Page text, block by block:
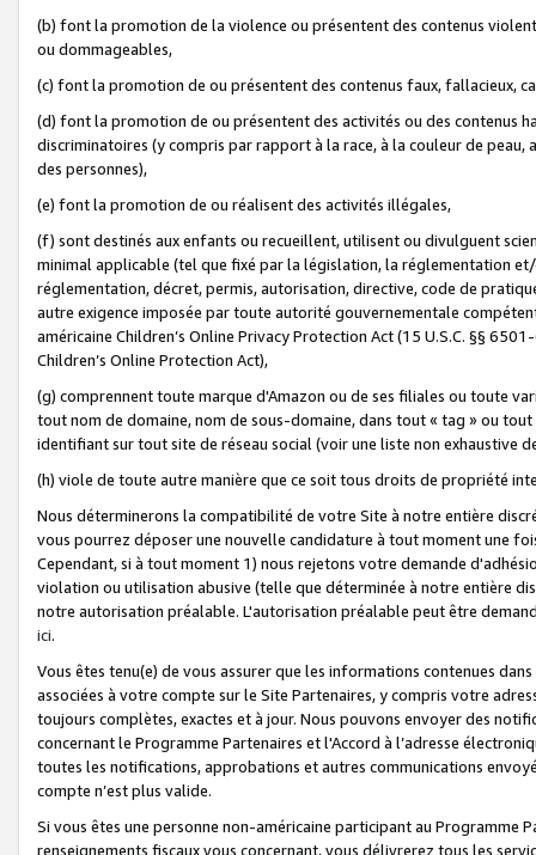
(b) font la promotion de la violence ou présentent des contenus
ou dommageables,
(c) font la promotion de ou présentent des contenus faux, fallacieux,
(d) font la promotion de ou présentent des activités ou des contenus
discriminatoires (y compris par rapport à la race, à la couleur de
des personnes),
(e) font la promotion de ou réalisent des activités illégales,
(f) sont destinés aux enfants ou recueillent, utilisent ou divulguent
minimal applicable (tel que fixé par la législation, la réglementation
réglementation, décret, permis, autorisation, directive, code de
autre exigence imposée par toute autorité gouvernementale
américaine Children’s Online Privacy Protection Act (15 U.S.C. §§
Children’s Online Protection Act),
(g) comprennent toute marque d'Amazon ou de ses filiales ou toute
tout nom de domaine, nom de sous-domaine, dans tout « tag » ou
identifiant sur tout site de réseau social (voir une liste non exhaustive
(h) viole de toute autre manière que ce soit tous droits de propriété
Nous déterminerons la compatibilité de votre Site à notre entière
vous pourrez déposer une nouvelle candidature à tout moment une
Cependant, si à tout moment 1) nous rejetons votre demande
violation ou utilisation abusive (telle que déterminée à notre entière
notre autorisation préalable. L'autorisation préalable peut être
ici.
Vous êtes tenu(e) de vous assurer que les informations contenues
associées à votre compte sur le Site Partenaires, y compris votre
toujours complètes, exactes et à jour. Nous pouvons envoyer des
concernant le Programme Partenaires et l'Accord à l’adresse
toutes les notifications, approbations et autres communications
compte n’est plus valide.
Si vous êtes une personne non-américaine participant au
renseignements fiscaux vous concernant, vous délivrerez tous les